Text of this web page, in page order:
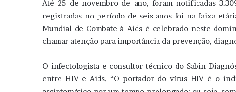
Até 25 de novembro de ano, foram notificadas
registradas no período de seis anos foi na faixa
Mundial de Combate à Aids é celebrado neste
chamar atenção para importância da prevenção,
O infectologista e consultor técnico do Sabin
entre HIV e Aids. “O portador do vírus HIV é o